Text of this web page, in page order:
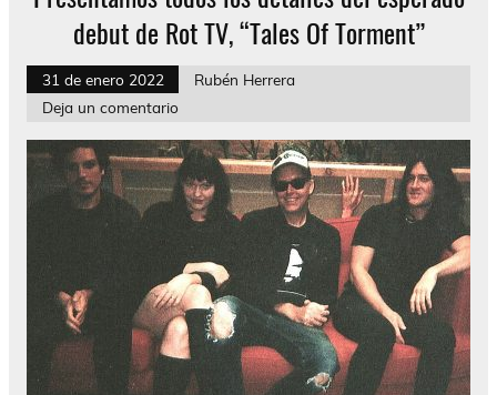
debut de Rot TV, “Tales Of Torment”
31 de enero 2022
Rubén Herrera
Deja un comentario